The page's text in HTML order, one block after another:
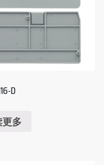
D
更多